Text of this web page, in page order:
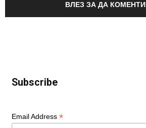
ВЛЕЗ ЗА ДА
Subscribe
Email Address *